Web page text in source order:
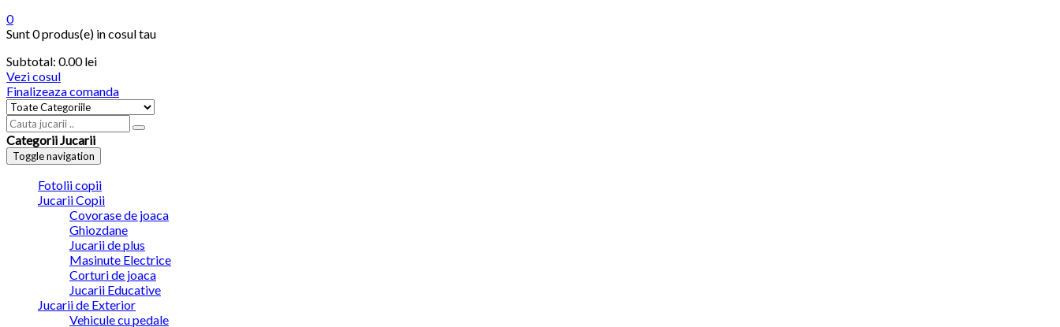
0
Sunt0 produs(e) in cosul tau
Subtotal: 0.00lei
Vezi cosul
Finalizeaza comanda
Categorii Jucarii
Toggle navigation
Fotolii copii
Jucarii Copii
Covorase de joaca
Ghiozdane
Jucarii de plus
Masinute Electrice
Corturi de joaca
Jucarii Educative
Jucarii de Exterior
Vehicule cu pedale